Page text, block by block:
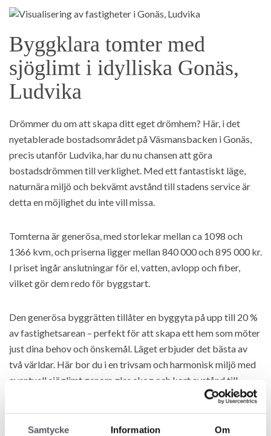
Samtycke Information Om
Byggklara tomter med
sjöglimt i idylliska Gonäs,
Ludvika
Drömmer du om att skapa ditt eget drömhem? Här, i det
nyetablerade bostadsområdet på Väsmansbacken i Gonäs,
precis utanför Ludvika, har du nu chansen att göra
bostadsdrömmen till verklighet. Med ett fantastiskt läge,
naturnära miljö och bekvämt avstånd till stadens service är
detta en möjlighet du inte vill missa.
Tomterna är generösa, med storlekar mellan ca 1098 och
1366 kvm, och priserna ligger mellan 840 000 och 895 000 kr.
I priset ingår anslutningar för el, vatten, avlopp och fiber,
vilket gör dem redo för byggstart.
Den generösa byggrätten tillåter en byggyta på upp till 20 %
av fastighetsarean – perfekt för att skapa ett hem som möter
just dina behov och önskemål. Läget erbjuder det bästa av
två världar. Här bor du i en trivsam och harmonisk miljö med
eventuell sjöglimt genom gles skog och kort avstånd till
handelsplatsen Lyviksberget med butiker som Stora Coop,
Biltema, Mio, Jysk, Elgiganten, Rusta samt bygg- och